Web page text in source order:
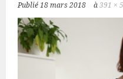
Publié18 mars 2018 à391 ×